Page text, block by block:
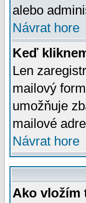
alebo
Návrat hore
Keď
Len
mailový
umožňuje
mailové
Návrat hore
Ako vložím